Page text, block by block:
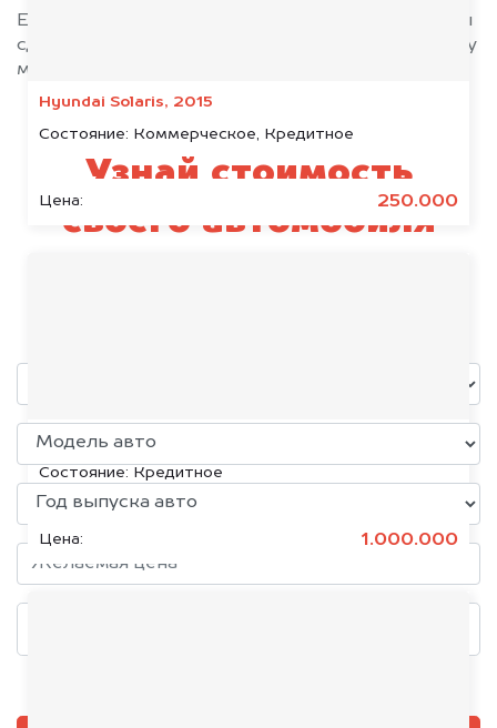
Hyundai Solaris, 2015
Состояние: Коммерческое, Кредитное
Цена: 250.000
KIA K5, 2020
Состояние: Кредитное
Цена: 1.000.000
Если у вас нет всех документов, то наши юристы
сделают всё возможное, чтобы оформить сделку
максимально быстро!
Узнай стоимость
своего автомобиля